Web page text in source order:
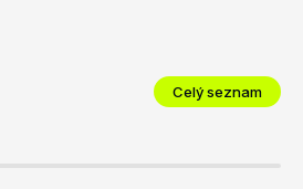
Celý seznam